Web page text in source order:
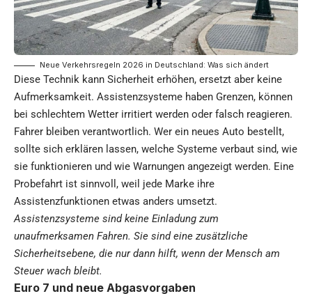
Neue Verkehrsregeln 2026 in Deutschland: Was sich ändert
Diese Technik kann Sicherheit erhöhen, ersetzt aber keine
Aufmerksamkeit. Assistenzsysteme haben Grenzen, können
bei schlechtem Wetter irritiert werden oder falsch reagieren.
Fahrer bleiben verantwortlich. Wer ein neues Auto bestellt,
sollte sich erklären lassen, welche Systeme verbaut sind, wie
sie funktionieren und wie Warnungen angezeigt werden. Eine
Probefahrt ist sinnvoll, weil jede Marke ihre
Assistenzfunktionen etwas anders umsetzt.
Assistenzsysteme sind keine Einladung zum
unaufmerksamen Fahren. Sie sind eine zusätzliche
Sicherheitsebene, die nur dann hilft, wenn der Mensch am
Steuer wach bleibt.
Euro 7 und neue Abgasvorgaben